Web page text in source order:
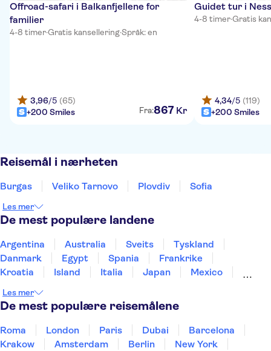
Offroad-safari i Balkanfjellene for
familier
4-8 timer·Gratis kansellering·Språk: en
3,96/5 (65)
+200 Smiles
Fra:867 Kr
Guidet tur i
4-8 timer·Gratis
4,34/5 (119)
+200 Smiles
Reisemål i nærheten
Burgas Veliko Tarnovo Plovdiv Sofia
Les mer
De mest populære landene
Argentina Australia Sveits
Tyskland
Danmark
Egypt Spania
Frankrike
Kroatia
Island Italia Japan
Mexico
Sverige
Thailand Tyrkia
Les mer
De mest populære reisemålene
Roma London Paris Dubai
Barcelona
Krakow
Amsterdam Berlin
New York